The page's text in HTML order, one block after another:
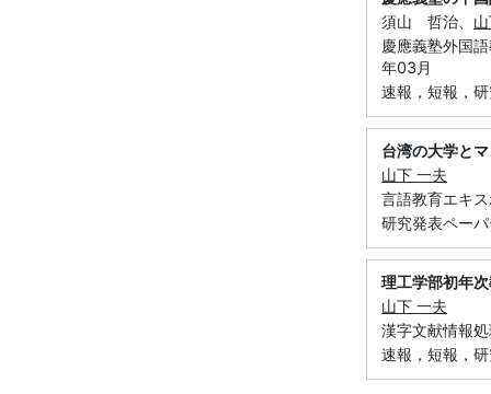
須山 哲治、
慶應義塾外国
年03月
速報，短報，
台湾の大学と
山下 一夫
言語教育エキ
研究発表ペー
理工学部初年
山下 一夫
漢字文献情報
速報，短報，